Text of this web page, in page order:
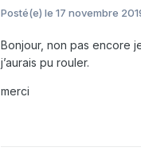
Posté(e) le 17 novembre
Bonjour, non pas encore
j’aurais pu rouler.
merci